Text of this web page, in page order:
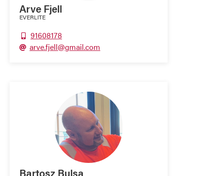
Arve Fjell
EVERLITE
91608178
 arve.fjell@gmail.com
Bartosz Bulsa